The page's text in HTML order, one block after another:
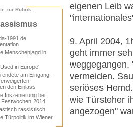
zur Rubrik:
1991.de
Menschenjagd in
in Europe'
endete am Eingang -
den Einlass
Inszenierung bei
2014
rassistisch
Türpolitik im Wiener
eigenen Leib
9. April 2004,
geht immer
weggegangen.
vermeiden.
seriöses
wie Türsteher
angezogen"